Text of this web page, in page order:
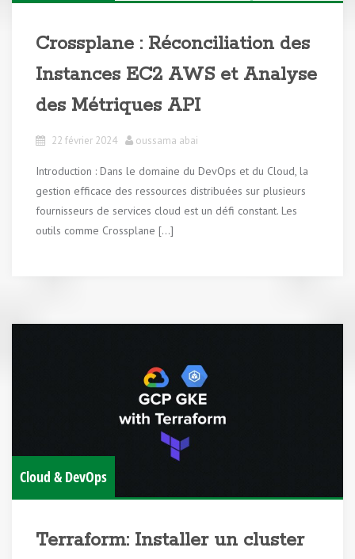
Crossplane : Réconciliation des
Instances EC2 AWS et Analyse
des Métriques API
22 février 2024 oussama abai
Introduction : Dans le domaine du DevOps et du Cloud, la
gestion efficace des ressources distribuées sur plusieurs
fournisseurs de services cloud est un défi constant. Les
outils comme Crossplane […]
Cloud & DevOps
Terraform: Installer un cluster